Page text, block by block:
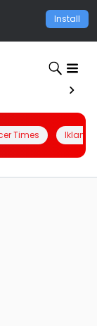
Install
Times Iklanin